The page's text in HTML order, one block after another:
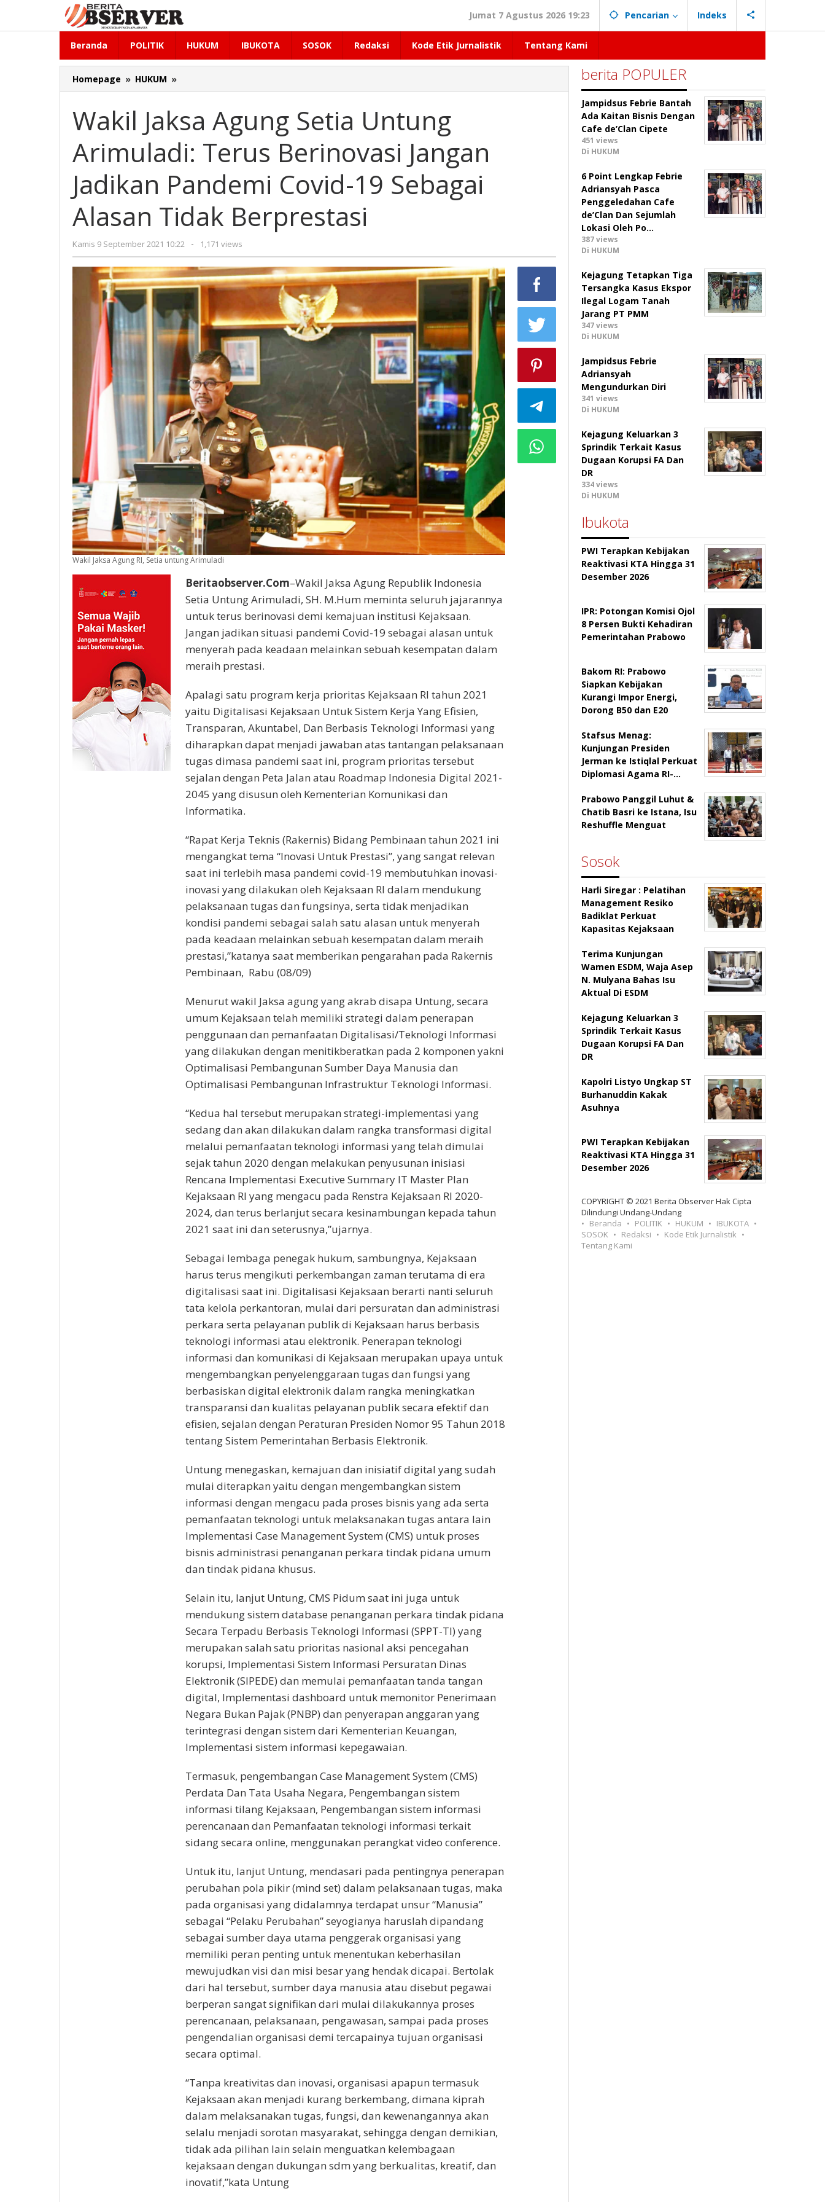
konten
Jumat 7 Agustus 2026 19:23 Pencarian Indeks
Beranda POLITIK HUKUM IBUKOTA SOSOK Redaksi Kode Etik Jurnalistik Tentang Kami
Homepage » HUKUM »
Jaksa
Setia
Untung
Arimuladi:
Terus
Jangan
Jadikan
Pandemi
Covid-
Sebagai
Alasan
Tidak
Berprestasi
Wakil Jaksa Agung Setia Untung
Arimuladi: Terus Berinovasi Jangan
Jadikan Pandemi Covid-19 Sebagai
Alasan Tidak Berprestasi
Kamis 9 September 2021 10:22
oleh
Redaksi
- 1,171 views
Wakil Jaksa Agung RI, Setia untung Arimuladi
Beritaobserver.Com–Wakil Jaksa Agung Republik Indonesia
Setia Untung Arimuladi, SH. M.Hum meminta seluruh jajarannya
untuk terus berinovasi demi kemajuan institusi Kejaksaan.
Jangan jadikan situasi pandemi Covid-19 sebagai alasan untuk
menyerah pada keadaan melainkan sebuah kesempatan dalam
meraih prestasi.
Apalagi satu program kerja prioritas Kejaksaan RI tahun 2021
yaitu Digitalisasi Kejaksaan Untuk Sistem Kerja Yang Efisien,
Transparan, Akuntabel, Dan Berbasis Teknologi Informasi yang
diharapkan dapat menjadi jawaban atas tantangan pelaksanaan
tugas dimasa pandemi saat ini, program prioritas tersebut
sejalan dengan Peta Jalan atau Roadmap Indonesia Digital 2021-
2045 yang disusun oleh Kementerian Komunikasi dan
Informatika.
“Rapat Kerja Teknis (Rakernis) Bidang Pembinaan tahun 2021 ini
mengangkat tema “Inovasi Untuk Prestasi”, yang sangat relevan
saat ini terlebih masa pandemi covid-19 membutuhkan inovasi-
inovasi yang dilakukan oleh Kejaksaan RI dalam mendukung
pelaksanaan tugas dan fungsinya, serta tidak menjadikan
kondisi pandemi sebagai salah satu alasan untuk menyerah
pada keadaan melainkan sebuah kesempatan dalam meraih
prestasi,”katanya saat memberikan pengarahan pada Rakernis
Pembinaan, Rabu (08/09)
Menurut wakil Jaksa agung yang akrab disapa Untung, secara
umum Kejaksaan telah memiliki strategi dalam penerapan
penggunaan dan pemanfaatan Digitalisasi/Teknologi Informasi
yang dilakukan dengan menitikberatkan pada 2 komponen yakni
Optimalisasi Pembangunan Sumber Daya Manusia dan
Optimalisasi Pembangunan Infrastruktur Teknologi Informasi.
“Kedua hal tersebut merupakan strategi-implementasi yang
sedang dan akan dilakukan dalam rangka transformasi digital
melalui pemanfaatan teknologi informasi yang telah dimulai
sejak tahun 2020 dengan melakukan penyusunan inisiasi
Rencana Implementasi Executive Summary IT Master Plan
Kejaksaan RI yang mengacu pada Renstra Kejaksaan RI 2020-
2024, dan terus berlanjut secara kesinambungan kepada tahun
2021 saat ini dan seterusnya,”ujarnya.
Sebagai lembaga penegak hukum, sambungnya, Kejaksaan
harus terus mengikuti perkembangan zaman terutama di era
digitalisasi saat ini. Digitalisasi Kejaksaan berarti nanti seluruh
tata kelola perkantoran, mulai dari persuratan dan administrasi
perkara serta pelayanan publik di Kejaksaan harus berbasis
teknologi informasi atau elektronik. Penerapan teknologi
informasi dan komunikasi di Kejaksaan merupakan upaya untuk
mengembangkan penyelenggaraan tugas dan fungsi yang
berbasiskan digital elektronik dalam rangka meningkatkan
transparansi dan kualitas pelayanan publik secara efektif dan
efisien, sejalan dengan Peraturan Presiden Nomor 95 Tahun 2018
tentang Sistem Pemerintahan Berbasis Elektronik.
Untung menegaskan, kemajuan dan inisiatif digital yang sudah
mulai diterapkan yaitu dengan mengembangkan sistem
informasi dengan mengacu pada proses bisnis yang ada serta
pemanfaatan teknologi untuk melaksanakan tugas antara lain
Implementasi Case Management System (CMS) untuk proses
bisnis administrasi penanganan perkara tindak pidana umum
dan tindak pidana khusus.
Selain itu, lanjut Untung, CMS Pidum saat ini juga untuk
mendukung sistem database penanganan perkara tindak pidana
Secara Terpadu Berbasis Teknologi Informasi (SPPT-TI) yang
merupakan salah satu prioritas nasional aksi pencegahan
korupsi, Implementasi Sistem Informasi Persuratan Dinas
Elektronik (SIPEDE) dan memulai pemanfaatan tanda tangan
digital, Implementasi dashboard untuk memonitor Penerimaan
Negara Bukan Pajak (PNBP) dan penyerapan anggaran yang
terintegrasi dengan sistem dari Kementerian Keuangan,
Implementasi sistem informasi kepegawaian.
Termasuk, pengembangan Case Management System (CMS)
Perdata Dan Tata Usaha Negara, Pengembangan sistem
informasi tilang Kejaksaan, Pengembangan sistem informasi
perencanaan dan Pemanfaatan teknologi informasi terkait
sidang secara online, menggunakan perangkat video conference.
Untuk itu, lanjut Untung, mendasari pada pentingnya penerapan
perubahan pola pikir (mind set) dalam pelaksanaan tugas, maka
pada organisasi yang didalamnya terdapat unsur “Manusia”
sebagai “Pelaku Perubahan” seyogianya haruslah dipandang
sebagai sumber daya utama penggerak organisasi yang
memiliki peran penting untuk menentukan keberhasilan
mewujudkan visi dan misi besar yang hendak dicapai. Bertolak
dari hal tersebut, sumber daya manusia atau disebut pegawai
berperan sangat signifikan dari mulai dilakukannya proses
perencanaan, pelaksanaan, pengawasan, sampai pada proses
pengendalian organisasi demi tercapainya tujuan organisasi
secara optimal.
“Tanpa kreativitas dan inovasi, organisasi apapun termasuk
Kejaksaan akan menjadi kurang berkembang, dimana kiprah
dalam melaksanakan tugas, fungsi, dan kewenangannya akan
selalu menjadi sorotan masyarakat, sehingga dengan demikian,
tidak ada pilihan lain selain menguatkan kelembagaan
kejaksaan dengan dukungan sdm yang berkualitas, kreatif, dan
inovatif,”kata Untung
berita POPULER
Jampidsus Febrie Bantah
Ada Kaitan Bisnis Dengan
Cafe de’Clan Cipete
451 views
Di HUKUM
6 Point Lengkap Febrie
Adriansyah Pasca
Penggeledahan Cafe
de’Clan Dan Sejumlah
Lokasi Oleh Po…
387 views
Di HUKUM
Kejagung Tetapkan Tiga
Tersangka Kasus Ekspor
Ilegal Logam Tanah
Jarang PT PMM
347 views
Di HUKUM
Jampidsus Febrie
Adriansyah
Mengundurkan Diri
341 views
Di HUKUM
Kejagung Keluarkan 3
Sprindik Terkait Kasus
Dugaan Korupsi FA Dan
DR
334 views
Di HUKUM
Ibukota
PWI Terapkan Kebijakan
Reaktivasi KTA Hingga 31
Desember 2026
IPR: Potongan Komisi Ojol
8 Persen Bukti Kehadiran
Pemerintahan Prabowo
Bakom RI: Prabowo
Siapkan Kebijakan
Kurangi Impor Energi,
Dorong B50 dan E20
Stafsus Menag:
Kunjungan Presiden
Jerman ke Istiqlal Perkuat
Diplomasi Agama RI-…
Prabowo Panggil Luhut &
Chatib Basri ke Istana, Isu
Reshuffle Menguat
Sosok
Harli Siregar : Pelatihan
Management Resiko
Badiklat Perkuat
Kapasitas Kejaksaan
Terima Kunjungan
Wamen ESDM, Waja Asep
N. Mulyana Bahas Isu
Aktual Di ESDM
Kejagung Keluarkan 3
Sprindik Terkait Kasus
Dugaan Korupsi FA Dan
DR
Kapolri Listyo Ungkap ST
Burhanuddin Kakak
Asuhnya
PWI Terapkan Kebijakan
Reaktivasi KTA Hingga 31
Desember 2026
COPYRIGHT © 2021 Berita Observer Hak Cipta
Dilindungi Undang-Undang
Beranda
POLITIK HUKUM
IBUKOTA
SOSOK
Redaksi
Kode Etik Jurnalistik
Tentang Kami